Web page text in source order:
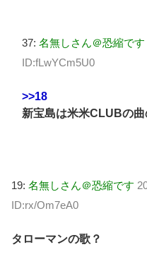
37: 名無しさん＠恐縮です
ID:fLwYCm5U0
>>18
新宝島は米米CLUBの曲
19: 名無しさん＠恐縮です
ID:rx/Om7eA0
タローマンの歌？